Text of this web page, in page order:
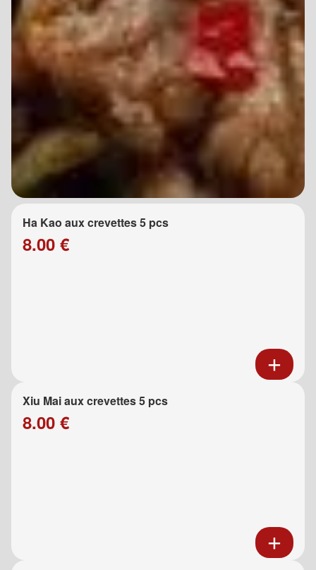
Ha Kao aux crevettes 5 pcs
8.00 €
Xiu Mai aux crevettes 5 pcs
8.00 €